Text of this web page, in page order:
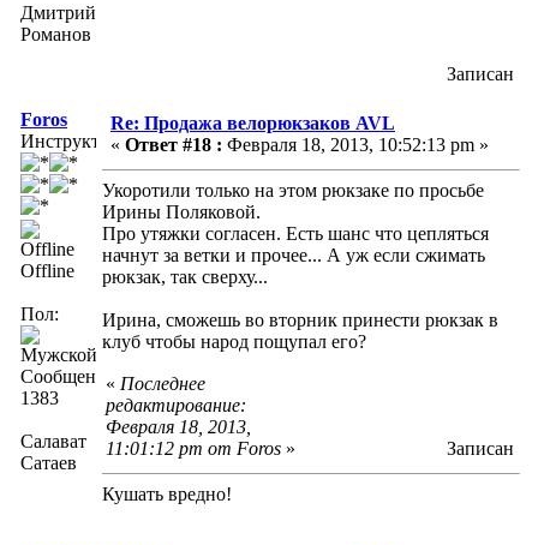
Дмитрий
Романов
Записан
Foros
Инструктор
Offline
Пол:
Сообщений:
1383
Салават
Сатаев
Re: Продажа велорюкзаков AVL
« Ответ #18 : Февраля 18, 2013, 10:52:13 pm »
Укоротили только на этом рюкзаке по просьбе
Ирины Поляковой.
Про утяжки согласен. Есть шанс что цепляться
начнут за ветки и прочее... А уж если сжимать
рюкзак, так сверху...
Ирина, сможешь во вторник принести рюкзак в
клуб чтобы народ пощупал его?
« Последнее
редактирование:
Февраля 18, 2013,
11:01:12 pm от Foros » Записан
Кушать вредно!